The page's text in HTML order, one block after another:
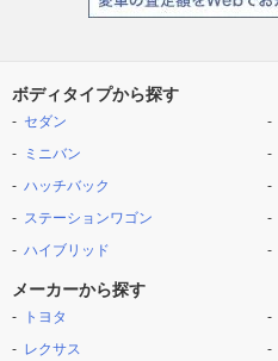
ボディタイプから探す
セダン
ミニバン
ハッチバック
ステーションワゴン
ハイブリッド
メーカーから探す
トヨタ
レクサス